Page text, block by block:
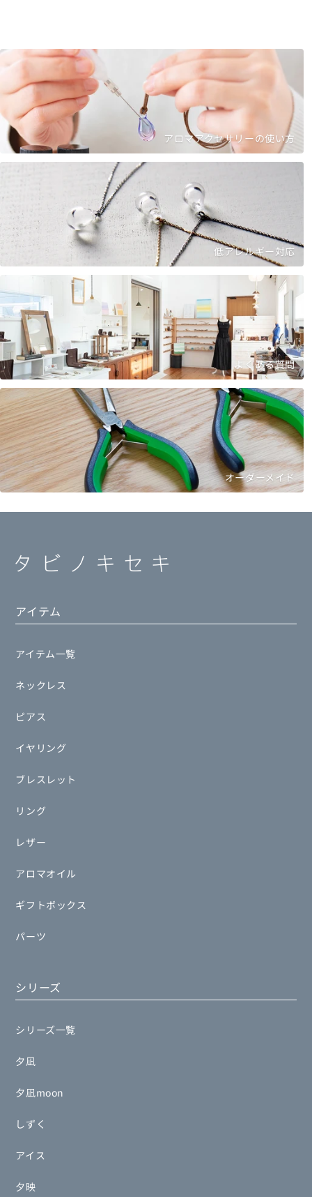
アロマアクセサリーの使い方
低アレルギー対応
よくある質問
オーダーメイド
アイテム
アイテム一覧
ネックレス
ピアス
イヤリング
ブレスレット
リング
レザー
アロマオイル
ギフトボックス
パーツ
シリーズ
シリーズ一覧
夕凪
夕凪moon
しずく
アイス
夕映